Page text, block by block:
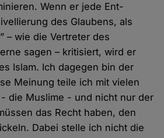
Wenn er jede Ent­
des Glaubens, als
– wie die Vertreter des
sagen – kritisiert, wird er
Islam. Ich dagegen bin der
Meinung teile ich mit vielen
die Muslime - und nicht nur der
das Recht haben, den
Dabei stelle ich nicht die